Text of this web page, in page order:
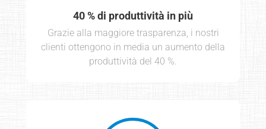
40 % di produttività in più
Grazie alla maggiore trasparenza, i nostri
clienti ottengono in media un aumento della
produttività del 40 %.